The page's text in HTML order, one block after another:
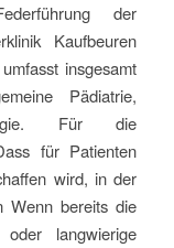
der
Kaufbeuren
insgesamt
Pädiatrie,
Für die
für Patienten
wird, in der
Wenn bereits die
langwierige